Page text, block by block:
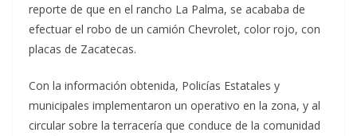
reporte de que en el rancho La Palma, se acababa de
efectuar el robo de un camión Chevrolet, color rojo, con
placas de Zacatecas.
Con la información obtenida, Policías Estatales y
municipales implementaron un operativo en la zona, y al
circular sobre la terracería que conduce de la comunidad